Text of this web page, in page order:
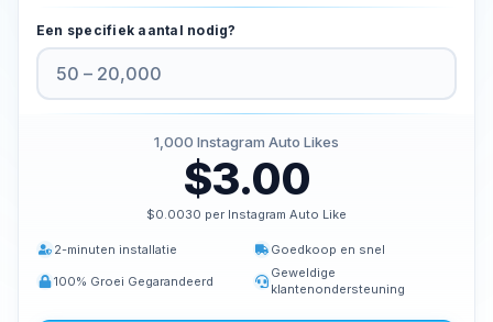
Kopen Twitter likes
Twitter-views kopen
Twitter X Video bekeken kopen
Youtube Diensten
Kopen Youtube commentaar houdt
Youtube kopen houdt
Youtube abonnees kopen
Youtube weergaven kopen
Een specifiek aantal nodig?
1,000 Instagram Auto Likes
$3.00
$0.0030 per Instagram Auto Like
2-minuten installatie Goedkoop en snel
100% Groei Gegarandeerd
Geweldige
klantenondersteuning